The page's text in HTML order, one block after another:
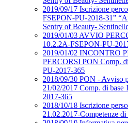
2019/09/17 Iscrizione
FSEPON-PU-2018-31”
Sentry of Beauty-
2019/01/03 AVVIO
10.2.2A-FSEPON-PU-
2019/01/02 INCONTRO
PERCORSI PON Comp.
PU-2017-365
2018/09/30 PON - Avviso
21/02/2017 Comp. di
2017-365
2018/10/18 Iscrizione
21.02.2017-Competenze di